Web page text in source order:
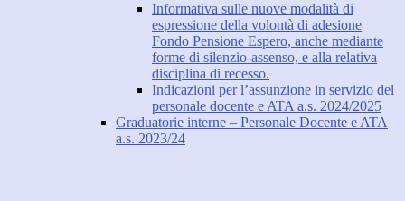
Informativa sulle nuove modalità di
espressione della volontà di adesione
Fondo Pensione Espero, anche mediante
forme di silenzio-assenso, e alla relativa
disciplina di recesso.
Indicazioni per l’assunzione in servizio del
personale docente e ATA a.s. 2024/2025
Graduatorie interne – Personale Docente e ATA
a.s. 2023/24